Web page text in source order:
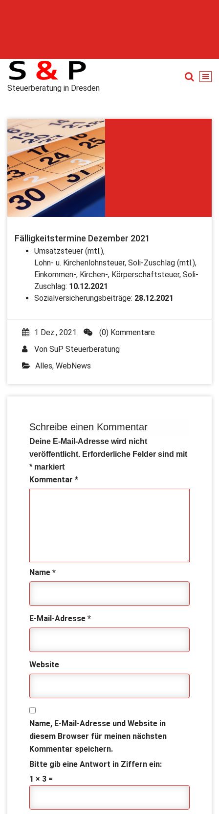
Steuerberatung in Dresden
Fälligkeitstermine Dezember 2021
Umsatzsteuer (mtl.),
Lohn- u. Kirchenlohnsteuer, Soli-Zuschlag (mtl.),
Einkommen-, Kirchen-, Körperschaftsteuer, Soli-
Zuschlag: 10.12.2021
Sozialversicherungsbeiträge: 28.12.2021
1 Dez., 2021
(0) Kommentare
Von SuP Steuerberatung
Alles, WebNews
Schreibe einen Kommentar
Deine E-Mail-Adresse wird nicht
veröffentlicht. Erforderliche Felder sind mit
* markiert
Kommentar *
Name *
E-Mail-Adresse *
Website
Name, E-Mail-Adresse und Website in
diesem Browser für meinen nächsten
Kommentar speichern.
Bitte gib eine Antwort in Ziffern ein:
1 × 3 =